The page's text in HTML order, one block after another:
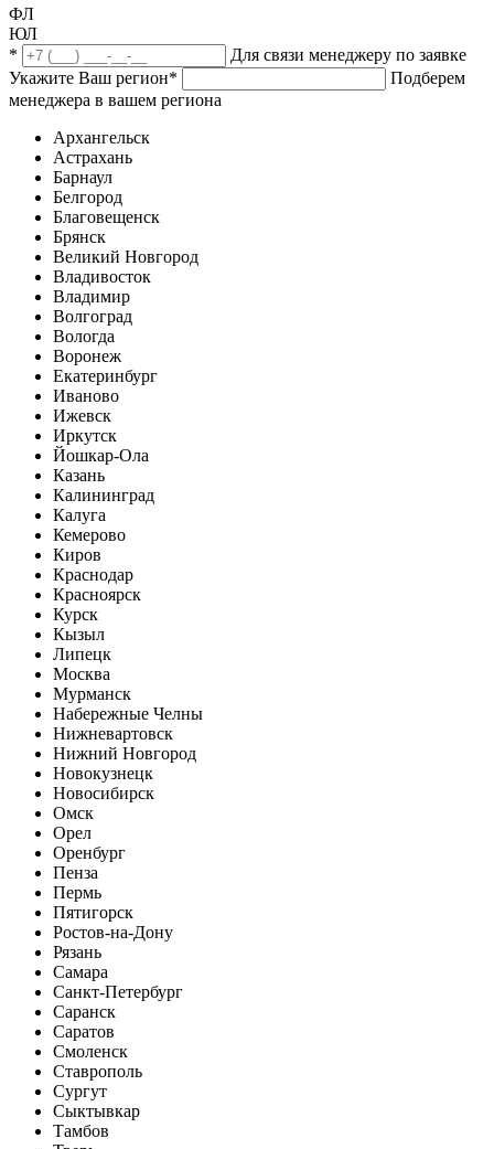
ФЛ
ЮЛ
*
Для связи менеджеру по заявке
Укажите Ваш регион*
Подберем
менеджера в вашем региона
Архангельск
Астрахань
Барнаул
Белгород
Благовещенск
Брянск
Великий Новгород
Владивосток
Владимир
Волгоград
Вологда
Воронеж
Екатеринбург
Иваново
Ижевск
Иркутск
Йошкар-Ола
Казань
Калининград
Калуга
Кемерово
Киров
Краснодар
Красноярск
Курск
Кызыл
Липецк
Москва
Мурманск
Набережные Челны
Нижневартовск
Нижний Новгород
Новокузнецк
Новосибирск
Омск
Орел
Оренбург
Пенза
Пермь
Пятигорск
Ростов-на-Дону
Рязань
Самара
Санкт-Петербург
Саранск
Саратов
Смоленск
Ставрополь
Сургут
Сыктывкар
Тамбов